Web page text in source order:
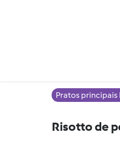
Pratos principais
Risotto de